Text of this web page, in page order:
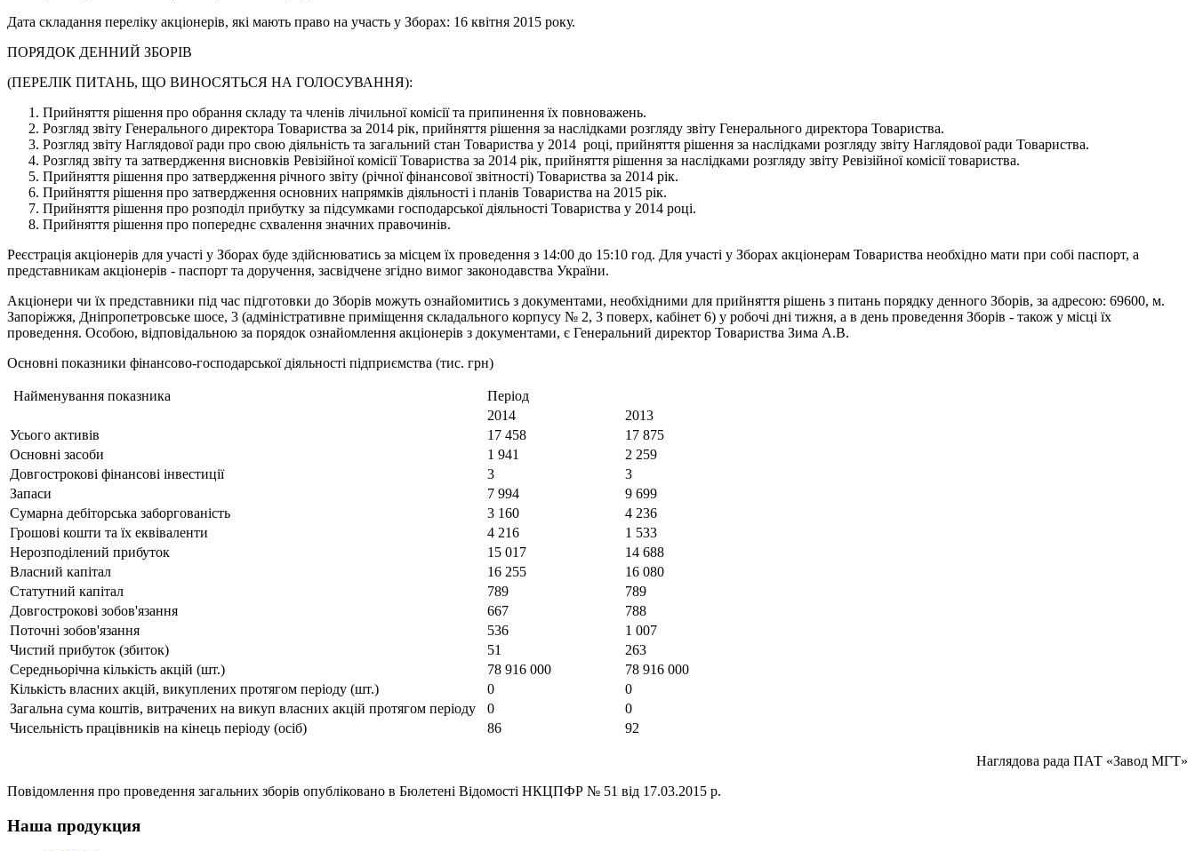
Дата складання переліку акціонерів, які мають право на участь у Зборах: 16 квітня 2015 року.
ПОРЯДОК ДЕННИЙ ЗБОРІВ
(ПЕРЕЛІК ПИТАНЬ, ЩО ВИНОСЯТЬСЯ НА ГОЛОСУВАННЯ):
Прийняття рішення про обрання складу та членів лічильної комісії та припинення їх повноважень.
Розгляд звіту Генерального директора Товариства за 2014 рік, прийняття рішення за наслідками розгляду звіту Генерального директора Товариства.
Розгляд звіту Наглядової ради про свою діяльність та загальний стан Товариства у 2014 році, прийняття рішення за наслідками розгляду звіту Наглядової ради Товариства.
Розгляд звіту та затвердження висновків Ревізійної комісії Товариства за 2014 рік, прийняття рішення за наслідками розгляду звіту Ревізійної комісії товариства.
Прийняття рішення про затвердження річного звіту (річної фінансової звітності) Товариства за 2014 рік.
Прийняття рішення про затвердження основних напрямків діяльності і планів Товариства на 2015 рік.
Прийняття рішення про розподіл прибутку за підсумками господарської діяльності Товариства у 2014 році.
Прийняття рішення про попереднє схвалення значних правочинів.
Реєстрація акціонерів для участі у Зборах буде здійснюватись за місцем їх проведення з 14:00 до 15:10 год. Для участі у Зборах акціонерам Товариства необхідно мати при собі паспорт, а
представникам акціонерів - паспорт та доручення, засвідчене згідно вимог законодавства України.
Акціонери чи їх представники під час підготовки до Зборів можуть ознайомитись з документами, необхідними для прийняття рішень з питань порядку денного Зборів, за адресою: 69600, м.
Запоріжжя, Дніпропетровське шосе, 3 (адміністративне приміщення складального корпусу № 2, 3 поверх, кабінет 6) у робочі дні тижня, а в день проведення Зборів - також у місці їх
проведення. Особою, відповідальною за порядок ознайомлення акціонерів з документами, є Генеральний директор Товариства Зима А.В.
Основні показники фінансово-господарської діяльності підприємства (тис. грн)
Найменування показника
Період
2014
2013
Усього активів
17 458
17 875
Основні засоби
1 941
2 259
Довгострокові фінансові інвестиції
3
3
Запаси
7 994
9 699
Сумарна дебіторська заборгованість
3 160
4 236
Грошові кошти та їх еквіваленти
4 216
1 533
Нерозподілений прибуток
15 017
14 688
Власний капітал
16 255
16 080
Статутний капітал
789
789
Довгострокові зобов'язання
667
788
Поточні зобов'язання
536
1 007
Чистий прибуток (збиток)
51
263
Середньорічна кількість акцій (шт.)
78 916 000
78 916 000
Кількість власних акцій, викуплених протягом періоду (шт.)
0
0
Загальна сума коштів, витрачених на викуп власних акцій протягом періоду
0
0
Чисельність працівників на кінець періоду (осіб)
86 92
Наглядова рада ПАТ «Завод МГТ»
Повідомлення про проведення загальних зборів опубліковано в Бюлетені Відомості НКЦПФР № 51 від 17.03.2015 р.
Наша продукция